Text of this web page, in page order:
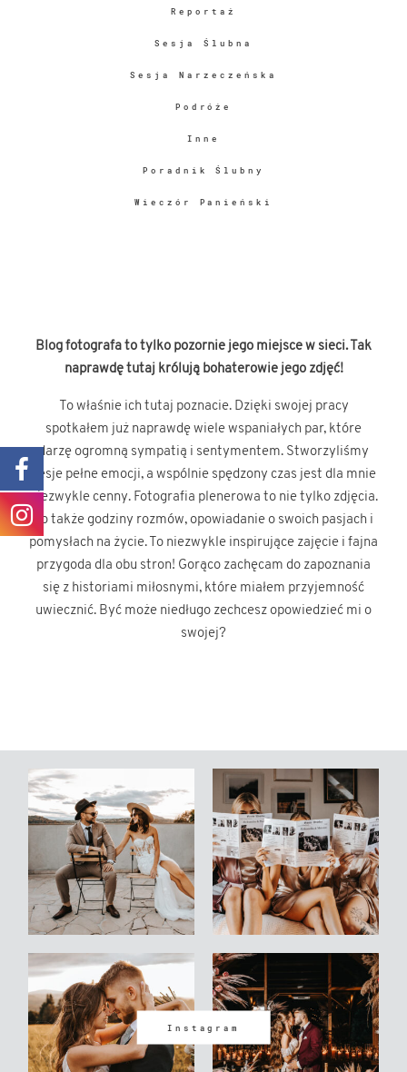
Reportaż
Sesja Ślubna
Sesja Narzeczeńska
Podróże
Inne
Poradnik Ślubny
Wieczór Panieński
Blog fotografa to tylko pozornie jego miejsce w sieci. Tak
naprawdę tutaj królują bohaterowie jego zdjęć!
To właśnie ich tutaj poznacie. Dzięki swojej pracy
spotkałem już naprawdę wiele wspaniałych par, które
darzę ogromną sympatią i sentymentem. Stworzyliśmy
sesje pełne emocji, a wspólnie spędzony czas jest dla mnie
niezwykle cenny. Fotografia plenerowa to nie tylko zdjęcia.
To także godziny rozmów, opowiadanie o swoich pasjach i
pomysłach na życie. To niezwykle inspirujące zajęcie i fajna
przygoda dla obu stron! Gorąco zachęcam do zapoznania
się z historiami miłosnymi, które miałem przyjemność
uwiecznić. Być może niedługo zechcesz opowiedzieć mi o
swojej?
Instagram